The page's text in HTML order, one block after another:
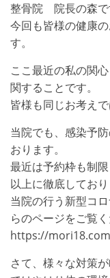
整骨院 院長の森で
今回も皆様の健康
す。
ここ最近の私の関
関することです。
皆様も同じお考え
当院でも、感染予
おります。
最近は予約枠も制
以上に徹底しており
当院の行う新型コ
らのページをご覧く
https://
さて、様々な対策